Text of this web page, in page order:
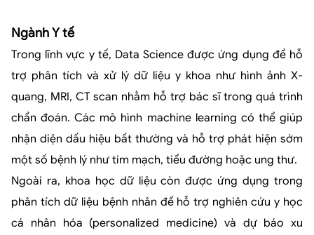
Ngành Y tế
Trong lĩnh vực y tế, Data Science được ứng dụng để hỗ
trợ phân tích và xử lý dữ liệu y khoa như hình ảnh X-
quang, MRI, CT scan nhằm hỗ trợ bác sĩ trong quá trình
chẩn đoán. Các mô hình machine learning có thể giúp
nhận diện dấu hiệu bất thường và hỗ trợ phát hiện sớm
một số bệnh lý như tim mạch, tiểu đường hoặc ung thư.
Ngoài ra, khoa học dữ liệu còn được ứng dụng trong
phân tích dữ liệu bệnh nhân để hỗ trợ nghiên cứu y học
cá nhân hóa (personalized medicine) và dự báo xu